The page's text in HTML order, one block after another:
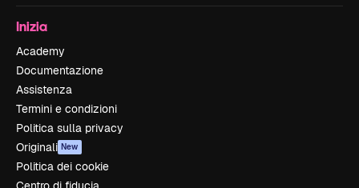
Inizia
Academy
Documentazione
Assistenza
Termini e condizioni
Politica sulla privacy
Originali New
Politica dei cookie